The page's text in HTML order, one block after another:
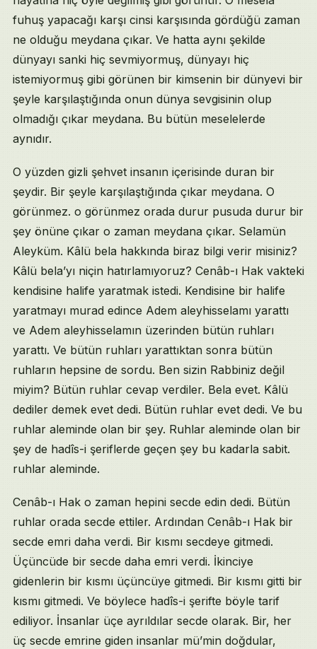
fuhuş yapacağı karşı cinsi karşısında gördüğü zaman
ne olduğu meydana çıkar. Ve hatta aynı şekilde
dünyayı sanki hiç sevmiyormuş, dünyayı hiç
istemiyormuş gibi görünen bir kimsenin bir dünyevi bir
şeyle karşılaştığında onun dünya sevgisinin olup
olmadığı çıkar meydana. Bu bütün meselelerde
aynıdır.
O yüzden gizli şehvet insanın içerisinde duran bir
şeydir. Bir şeyle karşılaştığında çıkar meydana. O
görünmez. o görünmez orada durur pusuda durur bir
şey önüne çıkar o zaman meydana çıkar. Selamün
Aleyküm. Kâlü bela hakkında biraz bilgi verir misiniz?
Kâlü bela’yı niçin hatırlamıyoruz? Cenâb-ı Hak vakteki
kendisine halife yaratmak istedi. Kendisine bir halife
yaratmayı murad edince Adem aleyhisselamı yarattı
ve Adem aleyhisselamın üzerinden bütün ruhları
yarattı. Ve bütün ruhları yarattıktan sonra bütün
ruhların hepsine de sordu. Ben sizin Rabbiniz değil
miyim? Bütün ruhlar cevap verdiler. Bela evet. Kâlü
dediler demek evet dedi. Bütün ruhlar evet dedi. Ve bu
ruhlar aleminde olan bir şey. Ruhlar aleminde olan bir
şey de hadîs-i şeriflerde geçen şey bu kadarla sabit.
ruhlar aleminde.
Cenâb-ı Hak o zaman hepini secde edin dedi. Bütün
ruhlar orada secde ettiler. Ardından Cenâb-ı Hak bir
secde emri daha verdi. Bir kısmı secdeye gitmedi.
Üçüncüde bir secde daha emri verdi. İkinciye
gidenlerin bir kısmı üçüncüye gitmedi. Bir kısmı gitti bir
kısmı gitmedi. Ve böylece hadîs-i şerifte böyle tarif
ediliyor. İnsanlar üçe ayrıldılar secde olarak. Bir, her
üç secde emrine giden insanlar mü’min doğdular,